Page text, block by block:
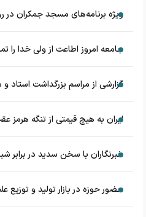
‌ویژه برنامه‌های مسجد جمکران در
جامعه امروز اطاعت از ولی خدا را
گزارشی از مراسم بزرگداشت استاد
ایران به هیچ قیمتی از تنگه هرمز
خبرنگاران با سخن سدید در برابر
حضور حوزه در بازار تولید و